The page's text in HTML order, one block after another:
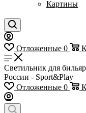
Картины
Отложенные 0
Светильник для
России - Sport&Play
Отложенные 0